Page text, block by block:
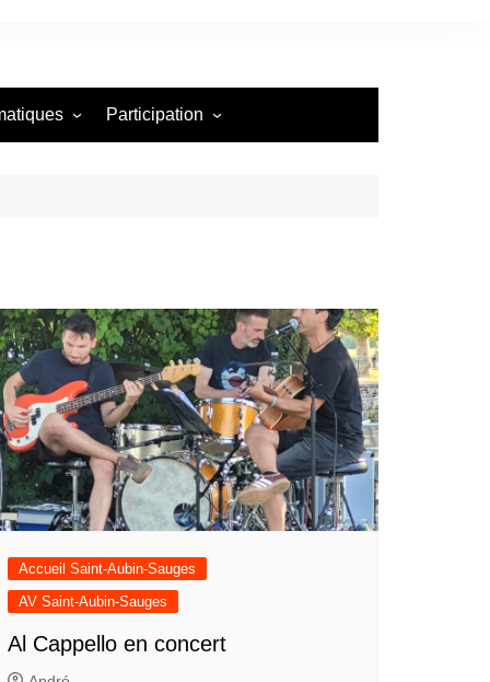
Participation
Framework PODS
Liste des catégories
Test article
Test champs additionnels
Accueil Saint-Aubin-Sauges
AV Saint-Aubin-Sauges
Al Cappello en concert